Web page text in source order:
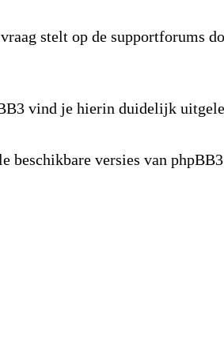
stelt op de supportforums
vind je hierin duidelijk
versies van